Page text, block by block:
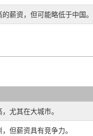
薪资，但可能略低于中国。
尤其在大城市。
但薪资具有竞争力。